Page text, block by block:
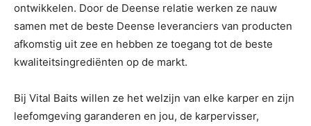
ontwikkelen. Door de Deense relatie werken ze nauw
samen met de beste Deense leveranciers van producten
afkomstig uit zee en hebben ze toegang tot de beste
kwaliteitsingrediënten op de markt.
Bij Vital Baits willen ze het welzijn van elke karper en zijn
leefomgeving garanderen en jou, de karpervisser,